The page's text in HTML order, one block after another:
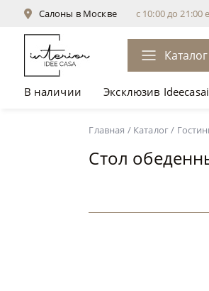
Салоны в Москве с 10:00 до 21:00
Каталог
В наличии Эксклюзив
Главная / Каталог/
Стол